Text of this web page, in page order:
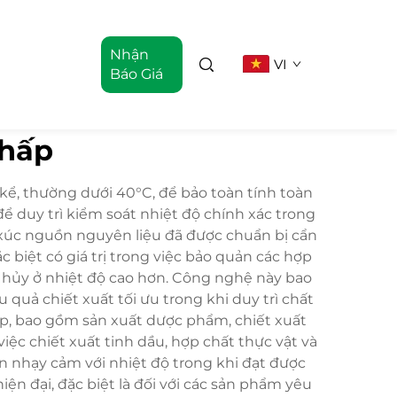
Nhận
Báo Giá
VI
thường dưới 40°C, để bảo toàn tính toàn
duy trì kiểm soát nhiệt độ chính xác trong
nguồn nguyên liệu đã được chuẩn bị cẩn
biệt có giá trị trong việc bảo quản các hợp
ở nhiệt độ cao hơn. Công nghệ này bao
quả chiết xuất tối ưu trong khi duy trì chất
bao gồm sản xuất dược phẩm, chiết xuất
chiết xuất tinh dầu, hợp chất thực vật và
nhạy cảm với nhiệt độ trong khi đạt được
đại, đặc biệt là đối với các sản phẩm yêu